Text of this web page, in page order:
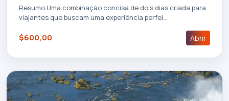
Resumo Uma combinação concisa de dois dias criada para
viajantes que buscam uma experiência perfei…
$600,00 Abrir